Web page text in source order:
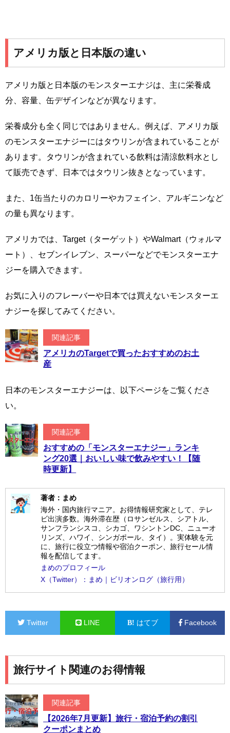
アメリカ版と日本版の違い
アメリカ版と日本版のモンスターエナジは、主に栄養成
分、容量、缶デザインなどが異なります。
栄養成分も全く同じではありません。例えば、アメリカ版
のモンスターエナジーにはタウリンが含まれていることが
あります。タウリンが含まれている飲料は清涼飲料水とし
て販売できず、日本ではタウリン抜きとなっています。
また、1缶当たりのカロリーやカフェイン、アルギニンなど
の量も異なります。
アメリカでは、Target（ターゲット）やWalmart（ウォルマ
ート）、セブンイレブン、スーパーなどでモンスターエナ
ジーを購入できます。
お気に入りのフレーバーや日本では買えないモンスターエ
ナジーを探してみてください。
関連記事
アメリカのTargetで買ったおすすめのお土
産
日本のモンスターエナジーは、以下ページをご覧くださ
い。
関連記事
おすすめの「モンスターエナジー」ランキ
ング20選｜おいしい味で飲みやすい！【随
時更新】
著者：まめ
海外・国内旅行マニア。お得情報研究家として、テレ
ビ出演多数。海外滞在歴（ロサンゼルス、シアトル、
サンフランシスコ、シカゴ、ワシントンDC、ニューオ
リンズ、ハワイ、シンガポール、タイ）。実体験を元
に、旅行に役立つ情報や宿泊クーポン、旅行セール情
報を配信してます。
まめのプロフィール
X（Twitter）：まめ｜ビリオンログ（旅行用）
Twitter LINE はてブ Facebook
旅行サイト関連のお得情報
関連記事
【2026年7月更新】旅行・宿泊予約の割引
クーポンまとめ